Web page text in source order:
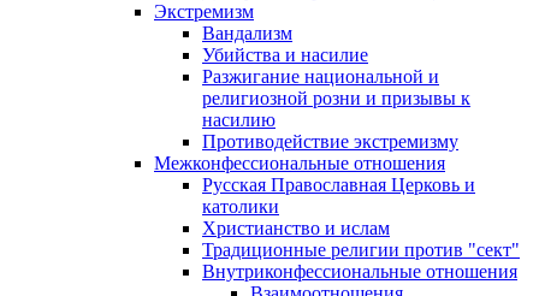
Экстремизм
Вандализм
Убийства и насилие
Разжигание национальной и
религиозной розни и призывы к
насилию
Противодействие экстремизму
Межконфессиональные отношения
Русская Православная Церковь и
католики
Христианство и ислам
Традиционные религии против "сект"
Внутриконфессиональные отношения